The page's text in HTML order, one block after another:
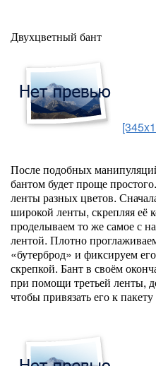
Двухцветный бант
После подобных
бантом будет проще
ленты разных цветов.
широкой ленты, скрепляя её
проделываем то же самое с
лентой. Плотно
«бутерброд» и фиксируем
скрепкой. Бант в своём
при помощи третьей ленты,
чтобы привязать его к